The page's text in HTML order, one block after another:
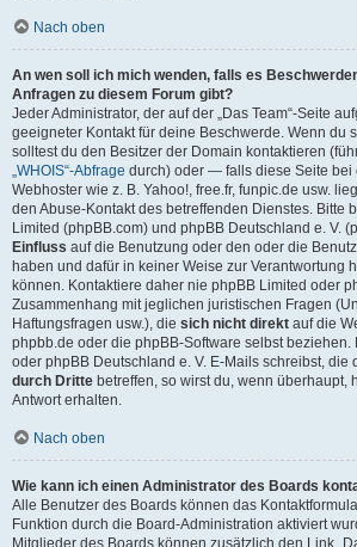
Nach oben
An wen soll ich mich wenden, falls es
Anfragen zu diesem Forum gibt?
Jeder Administrator, der auf der „Das Team“-Seite
geeigneter Kontakt für deine Beschwerde. Wenn du
solltest du den Besitzer der Domain kontaktieren
„WHOIS“-Abfrage durch) oder — falls diese Seite bei
Webhoster wie z. B. Yahoo!, free.fr, funpic.de usw.
den Abuse-Kontakt des betreffenden Dienstes. Bitte
Limited (phpBB.com) und phpBB Deutschland e. V.
Einfluss auf die Benutzung oder den oder die
haben und dafür in keiner Weise zur Verantwortung
können. Kontaktiere daher nie phpBB Limited oder
Zusammenhang mit jeglichen juristischen Fragen
Haftungsfragen usw.), die sich nicht direkt auf die
phpbb.de oder die phpBB-Software selbst beziehen.
oder phpBB Deutschland e. V. E-Mails schreibst, die
durch Dritte betreffen, so wirst du, wenn überhaupt,
Antwort erhalten.
Nach oben
Wie kann ich einen Administrator des Boards
Alle Benutzer des Boards können das
Funktion durch die Board-Administration aktiviert
Mitglieder des Boards können zusätzlich den Link